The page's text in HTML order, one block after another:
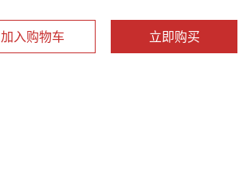
加入购物车 立即购买